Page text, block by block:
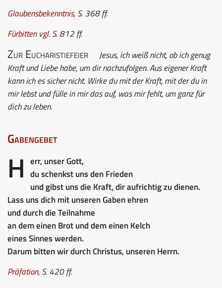
Glaubensbekenntnis,S. 368 ff.
Fürbittenvgl.S. 812 ff.
Zur Eucharistiefeier
Jesus, ich weiß nicht, ob ich genug
Kraft und Liebe habe, um dir nachzufolgen. Aus eigener Kraft
kann ich es sicher nicht. Wirke du mit der Kraft, mit der du in
mir lebst und fülle in mir das auf, was mir fehlt, um ganz für
dich zu leben.
Gabengebet
H err, unser Gott,
du schenkst uns den Frieden
und gibst uns die Kraft, dir aufrichtig zu dienen.
Lass uns dich mit unseren Gaben ehren
und durch die Teilnahme
an dem einen Brot und dem einen Kelch
eines Sinnes werden.
Darum bitten wir durch Christus, unseren Herrn.
Präfation,S. 420 ff.